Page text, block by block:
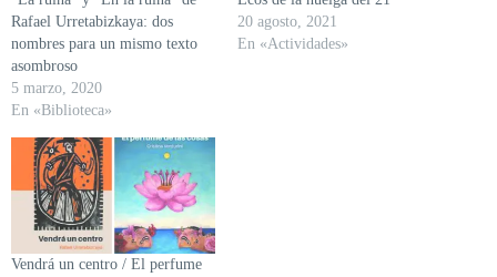
Rafael Urretabizkaya: dos
nombres para un mismo texto
asombroso
5 marzo, 2020
En «Biblioteca»
20 agosto, 2021
En «Actividades»
Vendrá un centro / El perfume